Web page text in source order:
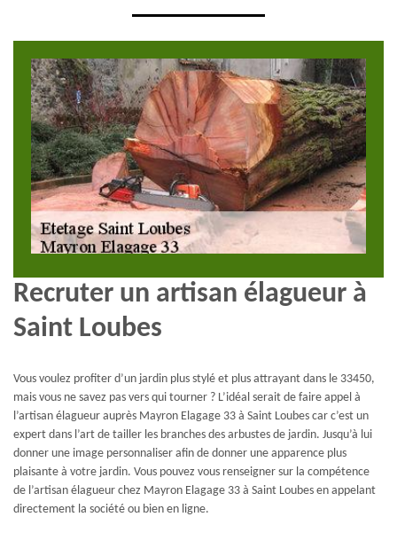
Recruter un artisan élagueur à
Saint Loubes
Vous voulez profiter d’un jardin plus stylé et plus attrayant dans le 33450,
mais vous ne savez pas vers qui tourner ? L’idéal serait de faire appel à
l’artisan élagueur auprès Mayron Elagage 33 à Saint Loubes car c’est un
expert dans l’art de tailler les branches des arbustes de jardin. Jusqu’à lui
donner une image personnaliser afin de donner une apparence plus
plaisante à votre jardin. Vous pouvez vous renseigner sur la compétence
de l’artisan élagueur chez Mayron Elagage 33 à Saint Loubes en appelant
directement la société ou bien en ligne.